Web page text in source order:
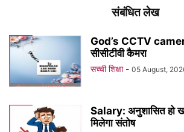
संबंधित लेख
God’s CCTV
सीसीटीवी कैमरा
सच्ची शिक्षा - 05 August,
Salary: अनुशासित हो
मिलेगा संतोष